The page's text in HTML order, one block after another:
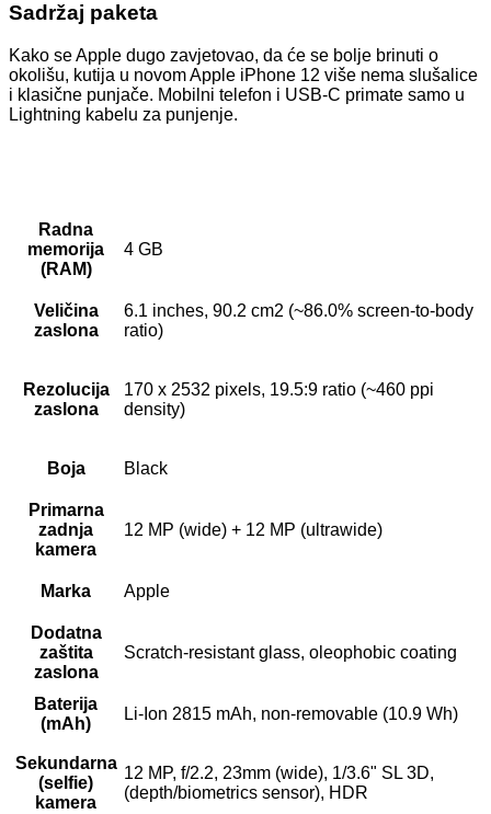
Sadržaj paketa
Kako se Apple dugo zavjetovao, da će se bolje brinuti o
okolišu, kutija u novom Apple iPhone 12 više nema slušalice
i klasične punjače. Mobilni telefon i USB-C primate samo u
Lightning kabelu za punjenje.
Radna
memorija
(RAM)
4 GB
Veličina
zaslona
6.1 inches, 90.2 cm2 (~86.0% screen-to-body
ratio)
Rezolucija
zaslona
170 x 2532 pixels, 19.5:9 ratio (~460 ppi
density)
Boja Black
Primarna
zadnja
kamera
12 MP (wide) + 12 MP (ultrawide)
Marka Apple
Dodatna
zaštita
zaslona
Scratch-resistant glass, oleophobic coating
Baterija
(mAh)
Li-Ion 2815 mAh, non-removable (10.9 Wh)
Sekundarna
(selfie)
kamera
12 MP, f/2.2, 23mm (wide), 1/3.6" SL 3D,
(depth/biometrics sensor), HDR